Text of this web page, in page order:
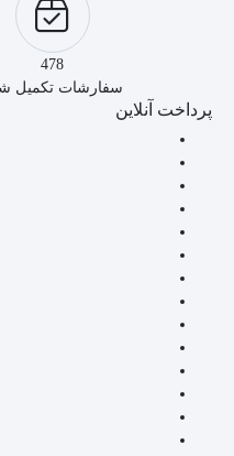
478
سفارشات تکمیل
پرداخت آنلاین